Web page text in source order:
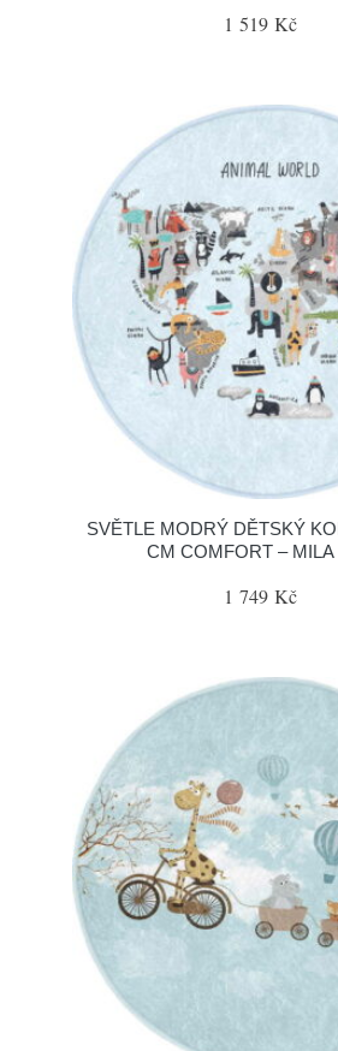
1 519 Kč
SVĚTLE MODRÝ DĚTSKÝ
CM COMFORT – MILA
1 749 Kč